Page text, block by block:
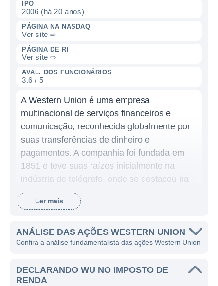
IPO
2006 (há 20 anos)
PÁGINA NA NASDAQ
Ver site ⇨
PÁGINA DE RI
Ver site ⇨
AVAL. DOS FUNCIONÁRIOS
3.6 / 5
A Western Union é uma empresa
multinacional de serviços financeiros e
comunicação, reconhecida globalmente por
suas transferências de dinheiro e
pagamentos. A companhia foi fundada em
1851 e teve suas raízes inicialmente na
indústria de telégrafo, onde se destacou na
comunicação antes de se transformar em
uma das maiores empresas de remessas do
necessidades dos consumidores, a Western
Union hoje serve milhões de clientes em
rápida de enviar e receber dinheiro.
Ler mais
ANÁLISE DAS AÇÕES WESTERN UNION
Confira a análise fundamentalista das ações Western Union
DECLARANDO WU NO IMPOSTO DE
RENDA